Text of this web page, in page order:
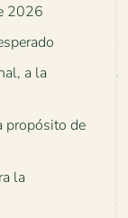
2026
a la
propósito de
la